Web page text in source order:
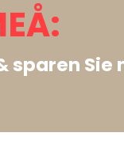
sparen Sie